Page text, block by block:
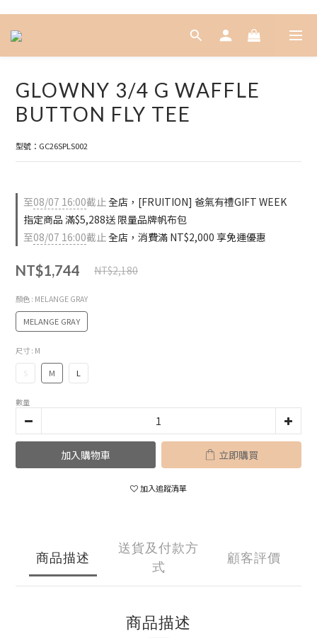
GLOWNY 3/4 G WAFFLE
BUTTON FLY TEE
型號：GC26SPLS002
至08/07 16:00截止全店，[FRUITION] 爸氣有禮GIFT WEEK
指定商品 滿$5,288送 限量品牌帆布包
至08/07 16:00截止全店，消費滿 NT$2,000 享免運優惠
NT$1,744 NT$2,180
顏色 : MELANGE GRAY
MELANGE GRAY
尺寸 : M
S M L
數量
加入購物車 立即購買
加入追蹤清單
商品描述
送貨及付款方
式
顧客評價
商品描述